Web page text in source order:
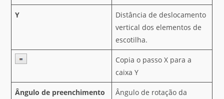
Y
Distância de deslocamento
vertical dos elementos de
escotilha.
Copia o passo X para a
caixa Y
Ângulo de preenchimento
Ângulo de rotação da